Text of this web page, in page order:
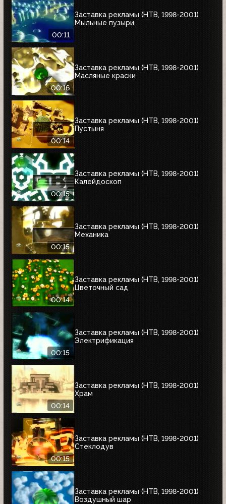
00:11
Заставка рекламы (НТВ, 1998-2001)
Мыльные пузыри
00:16
Заставка рекламы (НТВ, 1998-2001)
Масляные краски
00:14
Заставка рекламы (НТВ, 1998-2001)
Пустыня
00:15
Заставка рекламы (НТВ, 1998-2001)
Калейдоскоп
00:15
Заставка рекламы (НТВ, 1998-2001)
Механика
00:14
Заставка рекламы (НТВ, 1998-2001)
Цветочный сад
00:15
Заставка рекламы (НТВ, 1998-2001)
Электрификация
00:14
Заставка рекламы (НТВ, 1998-2001)
Храм
00:15
Заставка рекламы (НТВ, 1998-2001)
Стеклодув
Заставка рекламы (НТВ, 1998-2001)
Воздушный шар